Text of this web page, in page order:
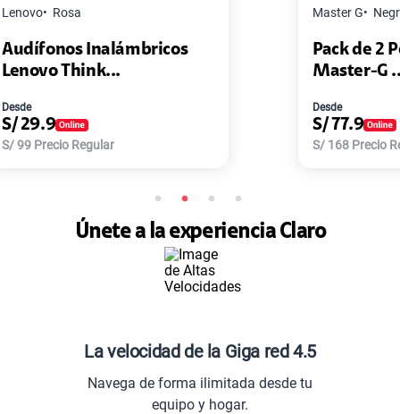
Pack de 2 Power Bank Mini
Únete a la experiencia Claro
La velocidad de la Giga red 4.5
Navega de forma ilimitada desde tu
equipo y hogar.